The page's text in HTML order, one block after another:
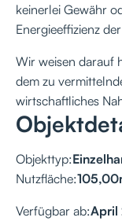
keinerlei Gewähr
Energieeffizienz
Wir weisen darauf
dem zu
wirtschaftliches
Objekttyp:
Nutzfläche:105,00
Verfügbar ab:April